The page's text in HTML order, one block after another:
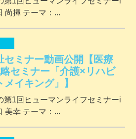
尚揮 テーマ：...
セミナー動画公開【医療
セミナー「介護×リハビ
イキング」】
第1回ヒューマンライフセミナーi
美幸 テーマ：...